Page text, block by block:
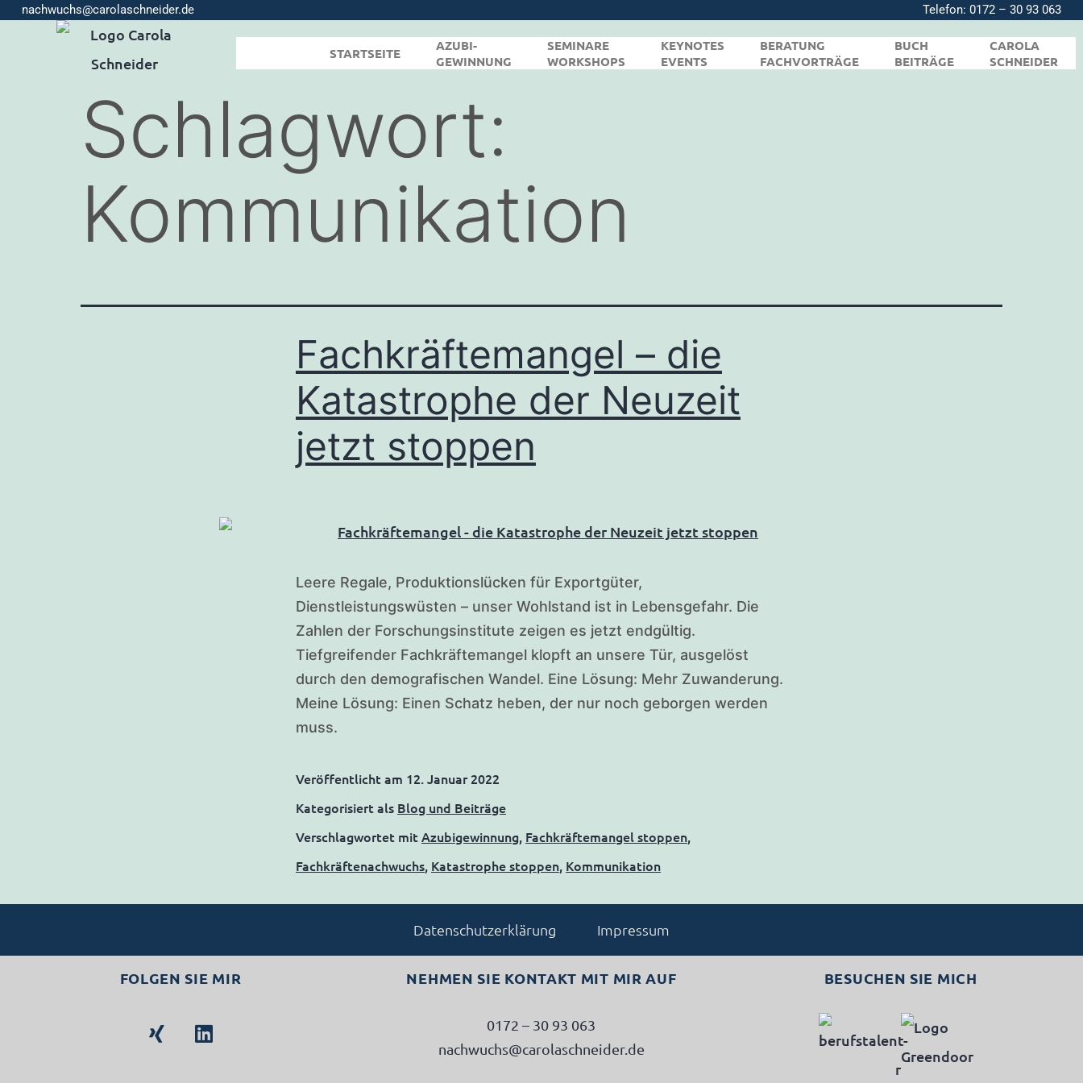
nachwuchs@carolaschneider.de Telefon:0172 – 30 93 063
STARTSEITE
AZUBI-
GEWINNUNG
SEMINARE
WORKSHOPS
KEYNOTES
EVENTS
BERATUNG
FACHVORTRÄGE
BUCH
BEITRÄGE
CAROLA
SCHNEIDER
Schlagwort:
Kommunikation
Fachkräftemangel – die
Katastrophe der Neuzeit
jetzt stoppen
Leere Regale, Produktionslücken für Exportgüter,
Dienstleistungswüsten – unser Wohlstand ist in Lebensgefahr. Die
Zahlen der Forschungsinstitute zeigen es jetzt endgültig.
Tiefgreifender Fachkräftemangel klopft an unsere Tür, ausgelöst
durch den demografischen Wandel. Eine Lösung: Mehr Zuwanderung.
Meine Lösung: Einen Schatz heben, der nur noch geborgen werden
muss.
Veröffentlicht am 12. Januar 2022
Kategorisiert als Blog und Beiträge
Verschlagwortet mitAzubigewinnung, Fachkräftemangel stoppen,
Fachkräftenachwuchs, Katastrophe stoppen, Kommunikation
Datenschutzerklärung Impressum
FOLGEN SIE MIR NEHMEN SIE KONTAKT MIT MIR AUF
0172 – 30 93 063
nachwuchs@carolaschneider.de
BESUCHEN SIE MICH